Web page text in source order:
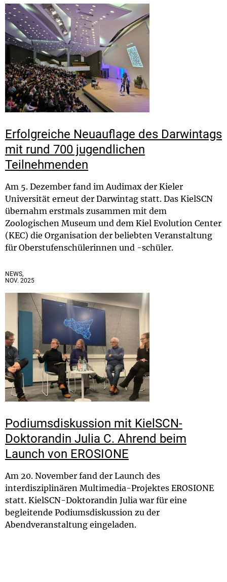
Erfolgreiche Neuauflage des Darwintags
mit rund 700 jugendlichen
Teilnehmenden
Am 5. Dezember fand im Audimax der Kieler
Universität erneut der Darwintag statt. Das KielSCN
übernahm erstmals zusammen mit dem
Zoologischen Museum und dem Kiel Evolution Center
(KEC) die Organisation der beliebten Veranstaltung
für Oberstufenschülerinnen und -schüler.
NEWS,
NOV. 2025
Podiumsdiskussion mit KielSCN-
Doktorandin Julia C. Ahrend beim
Launch von EROSIONE
Am 20. November fand der Launch des
interdisziplinären Multimedia-Projektes EROSIONE
statt. KielSCN-Doktorandin Julia war für eine
begleitende Podiumsdiskussion zu der
Abendveranstaltung eingeladen.